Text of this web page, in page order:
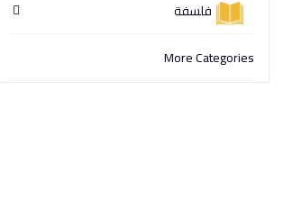
فلسفة
More Categories